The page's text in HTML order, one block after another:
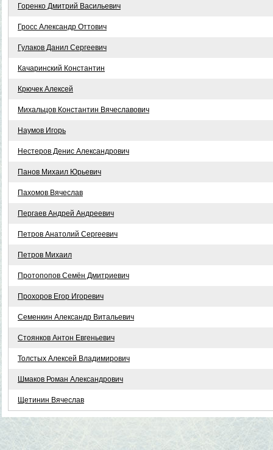
Горенко Дмитрий Васильевич
Гросс Александр Оттович
Гулаков Данил Сергеевич
Качаринский Константин
Крючек Алексей
Михальцов Константин Вячеславович
Наумов Игорь
Нестеров Денис Александрович
Панов Михаил Юрьевич
Пахомов Вячеслав
Пергаев Андрей Андреевич
Петров Анатолий Сергеевич
Петров Михаил
Протопопов Семён Дмитриевич
Прохоров Егор Игоревич
Семенкин Александр Витальевич
Стоянков Антон Евгеньевич
Толстых Алексей Владимирович
Шмаков Роман Александрович
Щетинин Вячеслав